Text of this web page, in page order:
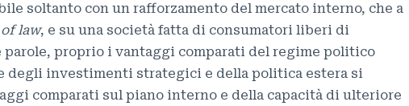
soltanto con un rafforzamento del mercato interno, che a
law, e su una società fatta di consumatori liberi di
proprio i vantaggi comparati del regime politico
degli investimenti strategici e della politica estera si
comparati sul piano interno e della capacità di ulteriore